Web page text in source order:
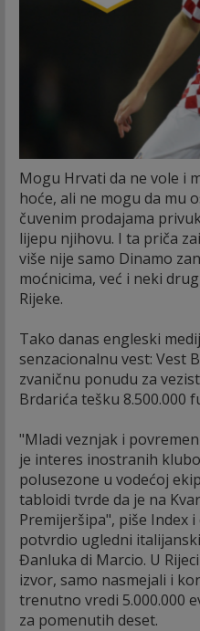
Mogu Hrvati da ne vole i
hoće, ali ne mogu da mu
čuvenim prodajama
lijepu njihovu. I ta priča
više nije samo Dinamo
moćnicima, već i neki
Rijeke.
Tako danas engleski
senzacionalnu vest: Vest
zvaničnu ponudu za
Brdarića tešku 8.500.000
"Mladi veznjak i
je interes inostranih
polusezone u vodećoj
tabloidi tvrde da je na
Premijeršipa", piše Index
potvrdio ugledni
Đanluka di Marcio. U
izvor, samo nasmejali i
trenutno vredi 5.000.000
za pomenutih deset.